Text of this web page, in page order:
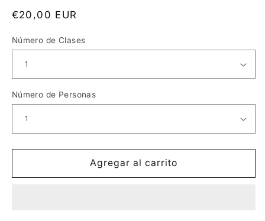
Precio
€20,00 EUR
Número de Clases
Número de Personas
Agregar al carrito